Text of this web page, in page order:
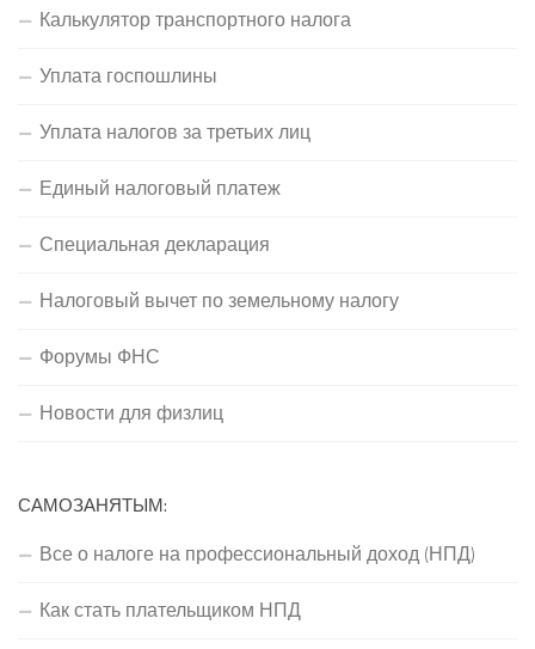
Калькулятор транспортного налога
Уплата госпошлины
Уплата налогов за третьих лиц
Единый налоговый платеж
Специальная декларация
Налоговый вычет по земельному налогу
Форумы ФНС
Новости для физлиц
САМОЗАНЯТЫМ:
Все о налоге на профессиональный доход (НПД)
Как стать плательщиком НПД